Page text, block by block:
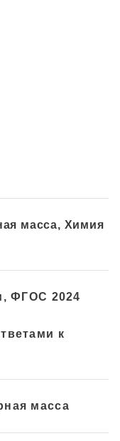
масса, Химия
ФГОС 2024
к
масса